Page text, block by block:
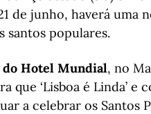
de junho, haverá uma
santos populares.
do Hotel Mundial, no
que ‘Lisboa é Linda’ e
a celebrar os Santos